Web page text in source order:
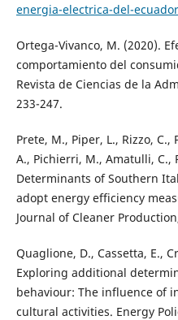
energia-electrica-del-
Ortega-Vivanco, M. (2020).
comportamiento del
Revista de Ciencias de la
233-247.
Prete, M., Piper, L., Rizzo,
A., Pichierri, M., Amatulli, C.,
Determinants of Southern
adopt energy efficiency
Journal of Cleaner
Quaglione, D., Cassetta, E.,
Exploring additional
behaviour: The influence of
cultural activities. Energy